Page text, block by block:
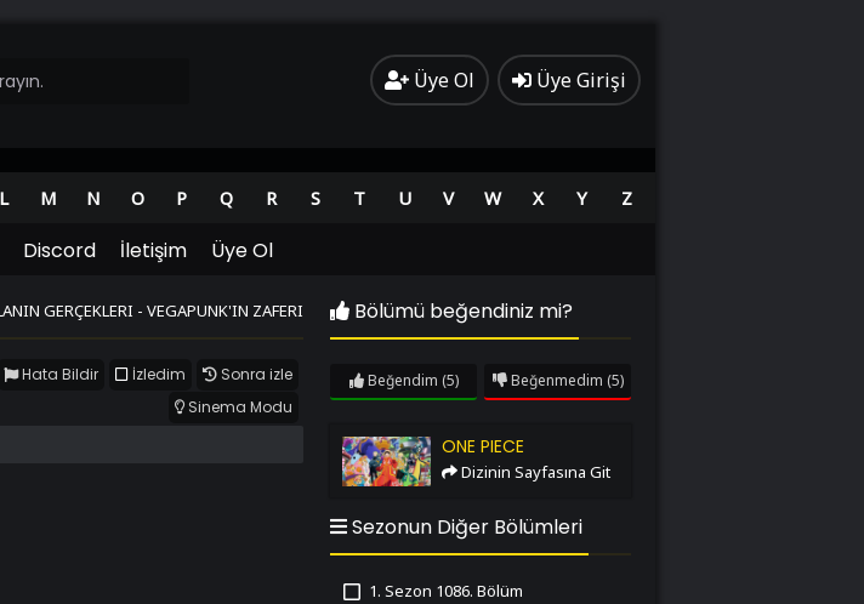
Üye Ol Üye Girişi
L M N O P Q R S T U V W X Y Z
Discord İletişim Üye Ol
GERÇEKLERI - VEGAPUNK'IN ZAFERI
Sonra izle
İzledim
Hata Bildir
Sinema Modu
Bölümü beğendiniz mi?
Beğendim (5) Beğenmedim (5)
One Piece ONE PIECE
Dizinin Sayfasına Git
Sezonun Diğer Bölümleri
1. Sezon 1086. Bölüm